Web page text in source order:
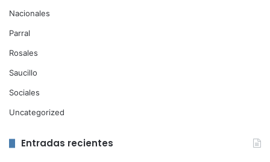
Nacionales
Parral
Rosales
Saucillo
Sociales
Uncategorized
Entradas recientes